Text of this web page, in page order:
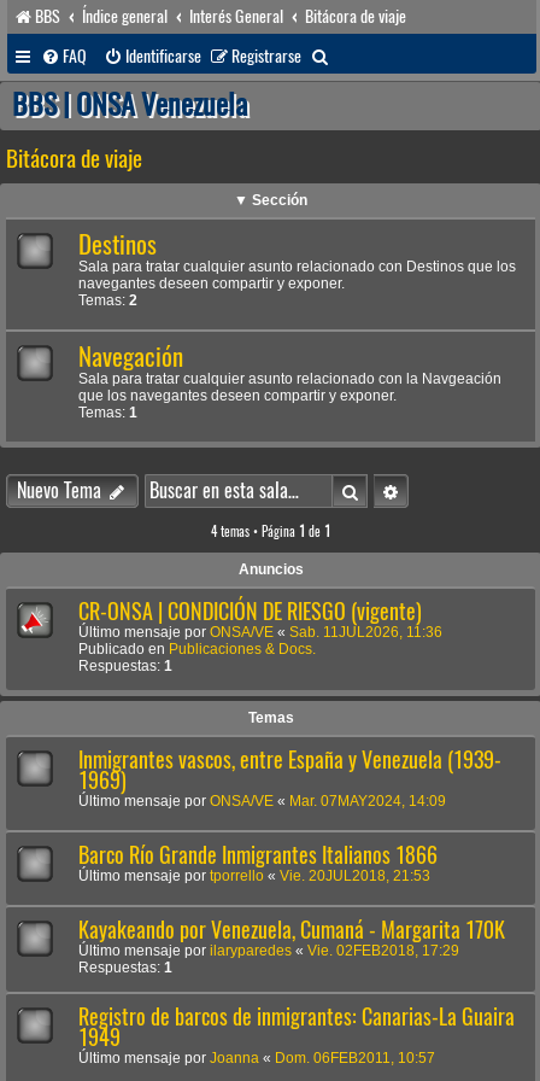
BBS Índice general Interés General
Bitácora de viaje
FAQ
Identificarse Registrarse
u
a
r
BBS | ONSA Venezuela
Bitácora de viaje
▼ Sección
Destinos
Sala para tratar cualquier asunto relacionado con Destinos que los
navegantes deseen compartir y exponer.
Temas: 2
Navegación
Sala para tratar cualquier asunto relacionado con la Navgeación
que los navegantes deseen compartir y exponer.
Temas: 1
Nuevo Tema BuscarBúsqueda avanzada
4 temas • Página 1 de 1
Anuncios
CR-ONSA | CONDICIÓN DE RIESGO (vigente)
Último mensaje por ONSA/VE « Sab. 11JUL2026, 11:36
Publicado en Publicaciones & Docs.
Respuestas: 1
Temas
Inmigrantes vascos, entre España y Venezuela (1939-
1969)
Último mensaje por ONSA/VE « Mar. 07MAY2024, 14:09
Barco Río Grande Inmigrantes Italianos 1866
Último mensaje por tporrello « Vie. 20JUL2018, 21:53
Kayakeando por Venezuela, Cumaná - Margarita 170K
Último mensaje por ilaryparedes « Vie. 02FEB2018, 17:29
Respuestas: 1
Registro de barcos de inmigrantes: Canarias-La Guaira
1949
Último mensaje por Joanna « Dom. 06FEB2011, 10:57